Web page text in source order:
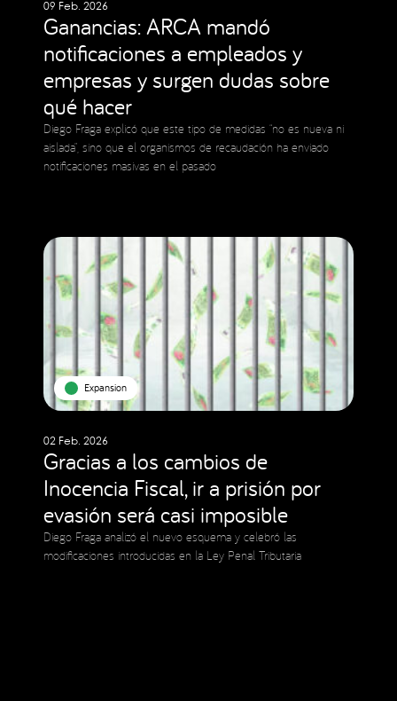
09 Feb. 2026
Ganancias: ARCA mandó
notificaciones a empleados y
empresas y surgen dudas sobre
qué hacer
Diego Fraga explicó que este tipo de medidas “no es nueva ni
aislada”, sino que el organismos de recaudación ha enviado
notificaciones masivas en el pasado
Expansion
02 Feb. 2026
Gracias a los cambios de
Inocencia Fiscal, ir a prisión por
evasión será casi imposible
Diego Fraga analizó el nuevo esquema y celebró las
modificaciones introducidas en la Ley Penal Tributaria